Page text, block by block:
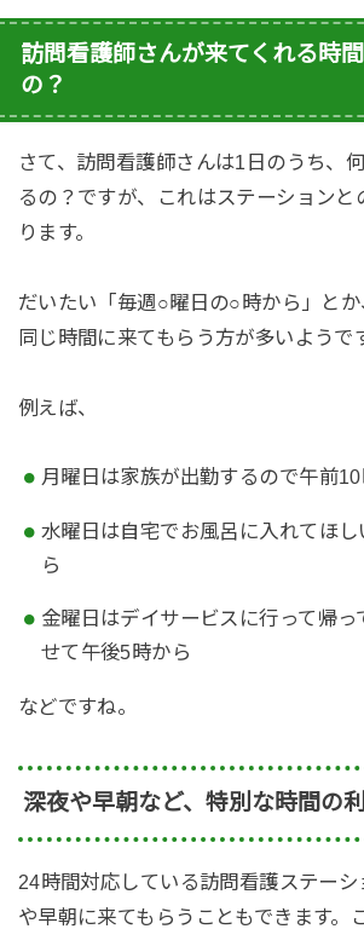
訪問看護師さんが来てくれる時
の？
さて、訪問看護師さんは1日のうち、
るの？ですが、これはステーションと
ります。
だいたい「毎週○曜日の○時から」と
同じ時間に来てもらう方が多いようで
例えば、
月曜日は家族が出勤するので午前
水曜日は自宅でお風呂に入れてほ
ら
金曜日はデイサービスに行って帰っ
せて午後5時から
などですね。
深夜や早朝など、特別な時間の
24時間対応している訪問看護ステー
や早朝に来てもらうこともできます。